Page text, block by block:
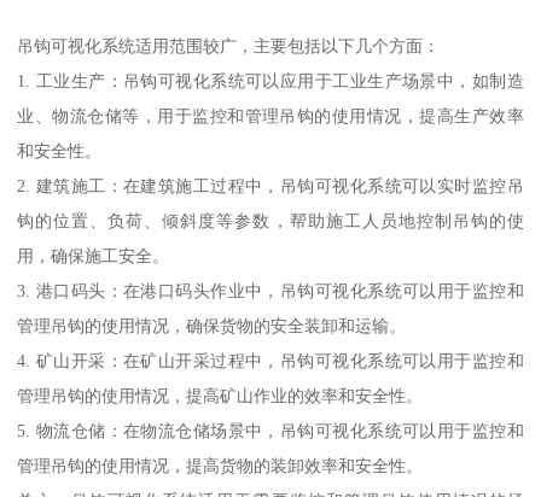
吊钩可视化系统适用范围较广，主要包括以下几个方面：
1. 工业生产：吊钩可视化系统可以应用于工业生产场景中，如制造
业、物流仓储等，用于监控和管理吊钩的使用情况，提高生产效率
和安全性。
2. 建筑施工：在建筑施工过程中，吊钩可视化系统可以实时监控吊
钩的位置、负荷、倾斜度等参数，帮助施工人员地控制吊钩的使
用，确保施工安全。
3. 港口码头：在港口码头作业中，吊钩可视化系统可以用于监控和
管理吊钩的使用情况，确保货物的安全装卸和运输。
4. 矿山开采：在矿山开采过程中，吊钩可视化系统可以用于监控和
管理吊钩的使用情况，提高矿山作业的效率和安全性。
5. 物流仓储：在物流仓储场景中，吊钩可视化系统可以用于监控和
管理吊钩的使用情况，提高货物的装卸效率和安全性。